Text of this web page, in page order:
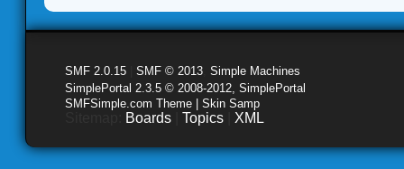
SMF 2.0.15 SMF © 2013 Simple Machines
SimplePortal 2.3.5 © 2008-2012, SimplePortal
SMFSimple.com Theme | Skin Samp
Boards Topics XML